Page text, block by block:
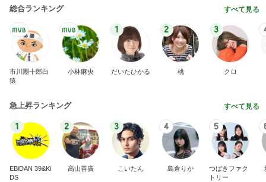
総合ランキング すべて見る
市川團十郎白
猿
小林麻央
1
だいたひかる
2
桃
3
クロ
急上昇ランキング すべて見る
1
EBiDAN 39&Ki
DS
2
高山善廣
3
こいたん
4
島倉りか
5
つばきファク
トリー